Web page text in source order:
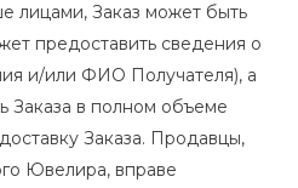
лицами, Заказ может быть
предоставить сведения о
и/или ФИО Получателя), а
Заказа в полном объеме
Заказа. Продавцы,
Ювелира, вправе